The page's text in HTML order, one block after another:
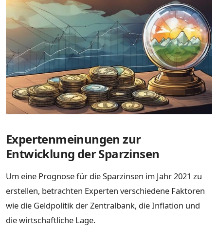
Expertenmeinungen zur
Entwicklung der Sparzinsen
Um eine Prognose für die Sparzinsen im Jahr 2021 zu
erstellen, betrachten Experten verschiedene Faktoren
wie die Geldpolitik der Zentralbank, die Inflation und
die wirtschaftliche Lage.